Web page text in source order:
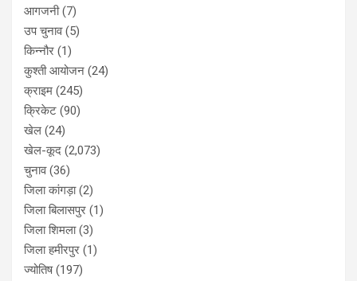
आगजनी(7)
उप चुनाव(5)
किन्नौर (1)
कुश्ती आयोजन (24)
क्राइम (245)
क्रिकेट (90)
खेल (24)
खेल-कूद (2,073)
चुनाव(36)
जिला कांगड़ा(2)
जिला बिलासपुर (1)
जिला शिमला(3)
जिला हमीरपुर (1)
ज्योतिष(197)